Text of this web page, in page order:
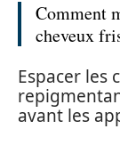
Comment
cheveux
Espacer les
avant les